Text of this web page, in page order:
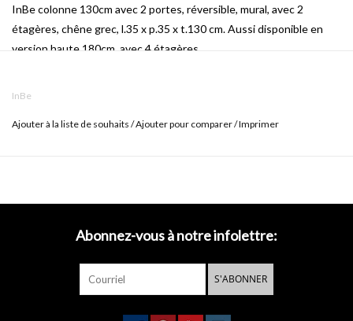
InBe colonne 130cm avec 2 portes, réversible, mural, avec 2
étagères, chêne grec, l.35 x p.35 x t.130 cm. Aussi disponible en
version haute 180cm, avec 4 étagères.
InBe
Ajouter à la liste de souhaits /Ajouter pour comparer/Imprimer
Abonnez-vous à notre infolettre:
S'ABONNER